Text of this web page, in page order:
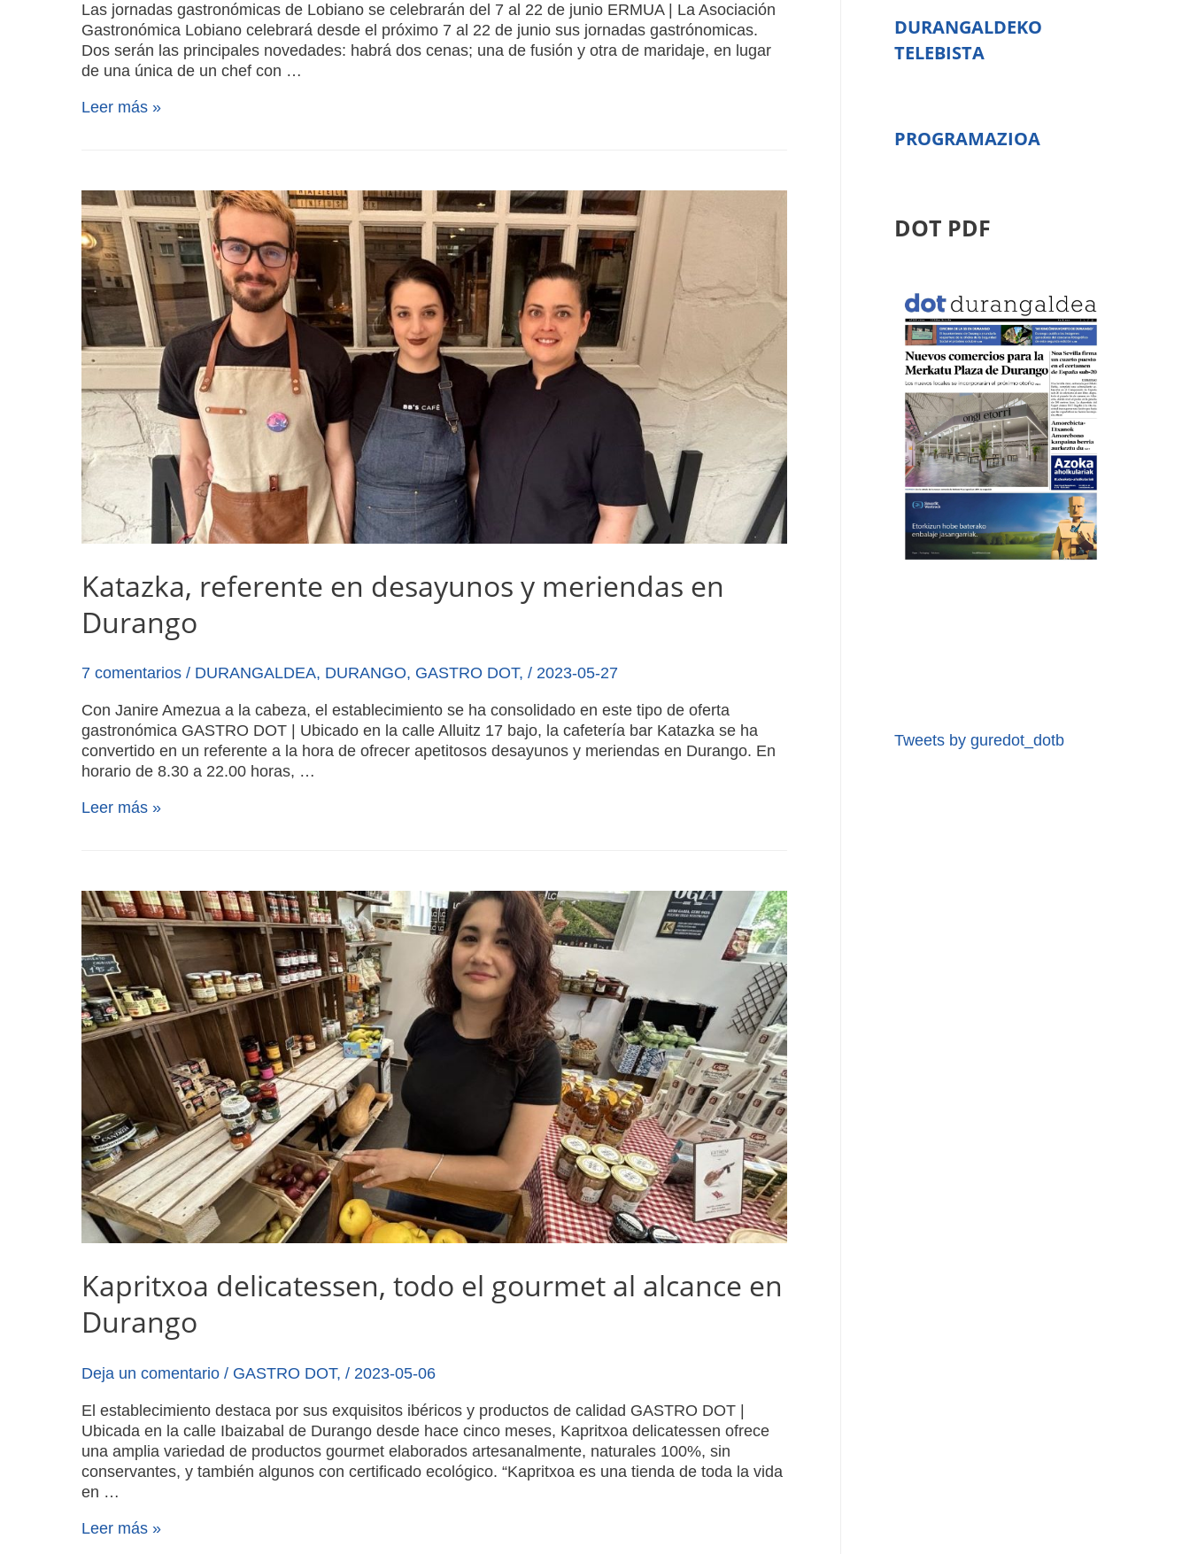
Las jornadas gastronómicas de Lobiano se celebrarán del 7 al 22 de junio ERMUA | La Asociación
Gastronómica Lobiano celebrará desde el próximo 7 al 22 de junio sus jornadas gastrónomicas.
Dos serán las principales novedades: habrá dos cenas; una de fusión y otra de maridaje, en lugar
de una única de un chef con …
Leer más »
Katazka, referente en desayunos y meriendas en
Durango
7 comentarios / DURANGALDEA, DURANGO, GASTRO DOT, / 2023-05-27
Con Janire Amezua a la cabeza, el establecimiento se ha consolidado en este tipo de oferta
gastronómica GASTRO DOT | Ubicado en la calle Alluitz 17 bajo, la cafetería bar Katazka se ha
convertido en un referente a la hora de ofrecer apetitosos desayunos y meriendas en Durango. En
horario de 8.30 a 22.00 horas, …
Leer más »
Kapritxoa delicatessen, todo el gourmet al alcance en
Durango
Deja un comentario / GASTRO DOT, / 2023-05-06
El establecimiento destaca por sus exquisitos ibéricos y productos de calidad GASTRO DOT |
Ubicada en la calle Ibaizabal de Durango desde hace cinco meses, Kapritxoa delicatessen ofrece
una amplia variedad de productos gourmet elaborados artesanalmente, naturales 100%, sin
conservantes, y también algunos con certificado ecológico. “Kapritxoa es una tienda de toda la vida
en …
Leer más »
DURANGALDEKO
TELEBISTA
PROGRAMAZIOA
DOT PDF
Tweets by guredot_dotb